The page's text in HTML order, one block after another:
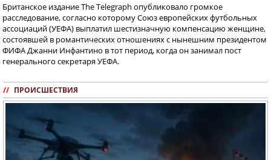
Британское издание The Telegraph опубликовало громкое
расследование, согласно которому Союз европейских футбольных
ассоциаций (УЕФА) выплатил шестизначную компенсацию женщине,
состоявшей в романтических отношениях с нынешним президентом
ФИФА Джанни Инфантино в тот период, когда он занимал пост
генерального секретаря УЕФА.
// ПРОИСШЕСТВИЯ